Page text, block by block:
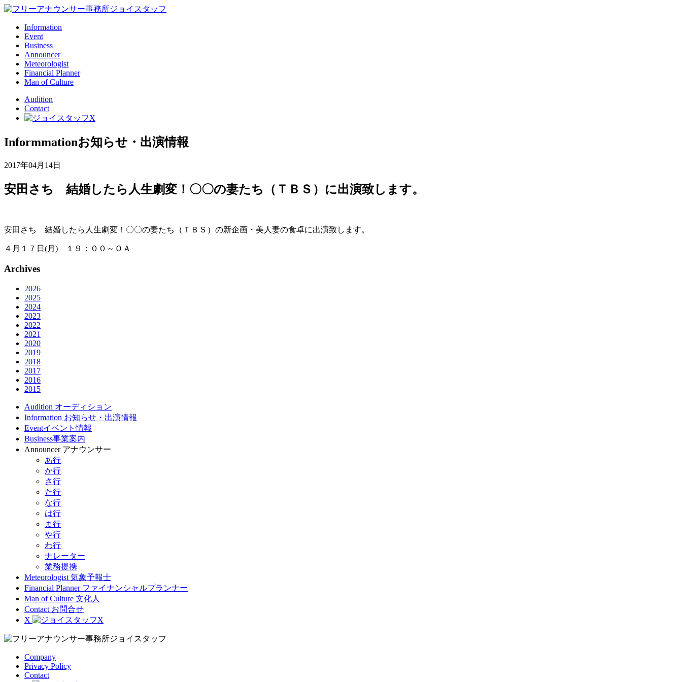
Information
Event
Business
Announcer
Meteorologist
Financial Planner
Man of Culture
Audition
Contact
Informmationお知らせ・出演情報
2017年04月14日
安田さち 結婚したら人生劇変！〇〇の妻たち（ＴＢＳ）に出演致します。
安田さち 結婚したら人生劇変！〇〇の妻たち（ＴＢＳ）の新企画・美人妻の食卓に出演致します。
４月１７日(月) １９：００～ＯＡ
Archives
2026
2025
2024
2023
2022
2021
2020
2019
2018
2017
2016
2015
Audition オーディション
Information お知らせ・出演情報
Eventイベント情報
Business事業案内
Announcer アナウンサー
あ行
か行
さ行
た行
な行
は行
ま行
や行
わ行
ナレーター
業務提携
Meteorologist 気象予報士
Financial Planner ファイナンシャルプランナー
Man of Culture 文化人
Contact お問合せ
X
Company
Privacy Policy
Contact